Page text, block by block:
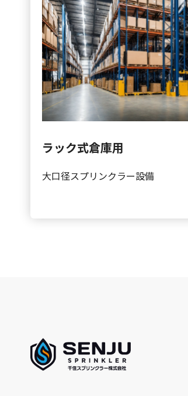
ラック式倉庫用
大口径スプリンクラー設備